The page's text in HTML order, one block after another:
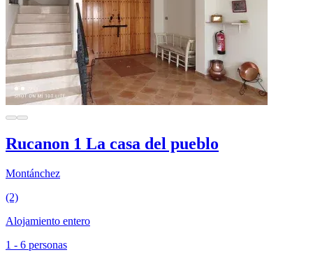
Rucanon 1 La casa del pueblo
Montánchez
(2)
Alojamiento entero
1 - 6 personas